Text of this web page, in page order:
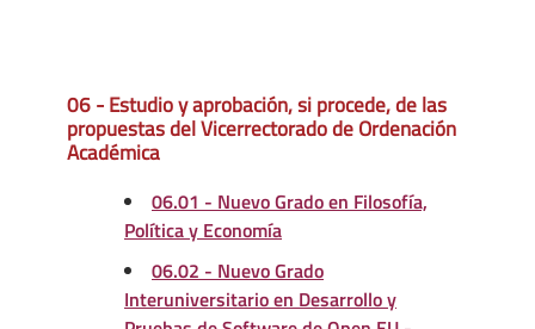
06 - Estudio y aprobación, si procede, de las
propuestas del Vicerrectorado de Ordenación
Académica
06.01 - Nuevo Grado en Filosofía,
Política y Economía
06.02 - Nuevo Grado
Interuniversitario en Desarrollo y